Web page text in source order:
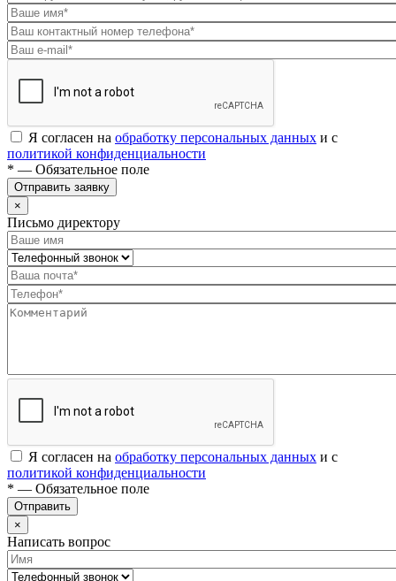
Я согласен на обработку персональных данных и с
политикой конфиденциальности
* — Обязательное поле
Отправить заявку
×
Письмо директору
Я согласен на обработку персональных данных и с
политикой конфиденциальности
* — Обязательное поле
Отправить
×
Написать вопрос